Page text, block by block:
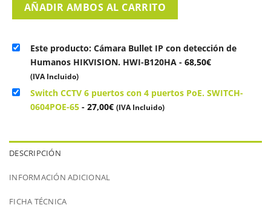
AÑADIR AMBOS AL CARRITO
Este producto: Cámara Bullet IP con detección de
Humanos HIKVISION. HWI-B120HA - 68,50€
(IVA Incluido)
Switch CCTV 6 puertos con 4 puertos PoE. SWITCH-
0604POE-65 - 27,00€ (IVA Incluido)
DESCRIPCIÓN
INFORMACIÓN ADICIONAL
FICHA TÉCNICA